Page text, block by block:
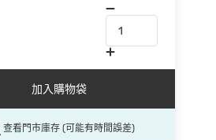
加入購物袋
查看門市庫存 (可能有時間誤差)